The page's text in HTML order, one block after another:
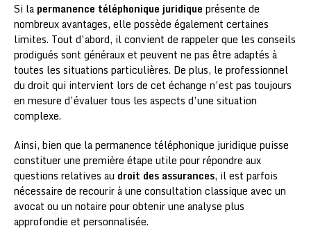
Si la permanence téléphonique juridique présente de
nombreux avantages, elle possède également certaines
limites. Tout d’abord, il convient de rappeler que les conseils
prodigués sont généraux et peuvent ne pas être adaptés à
toutes les situations particulières. De plus, le professionnel
du droit qui intervient lors de cet échange n’est pas toujours
en mesure d’évaluer tous les aspects d’une situation
complexe.
Ainsi, bien que la permanence téléphonique juridique puisse
constituer une première étape utile pour répondre aux
questions relatives au droit des assurances, il est parfois
nécessaire de recourir à une consultation classique avec un
avocat ou un notaire pour obtenir une analyse plus
approfondie et personnalisée.